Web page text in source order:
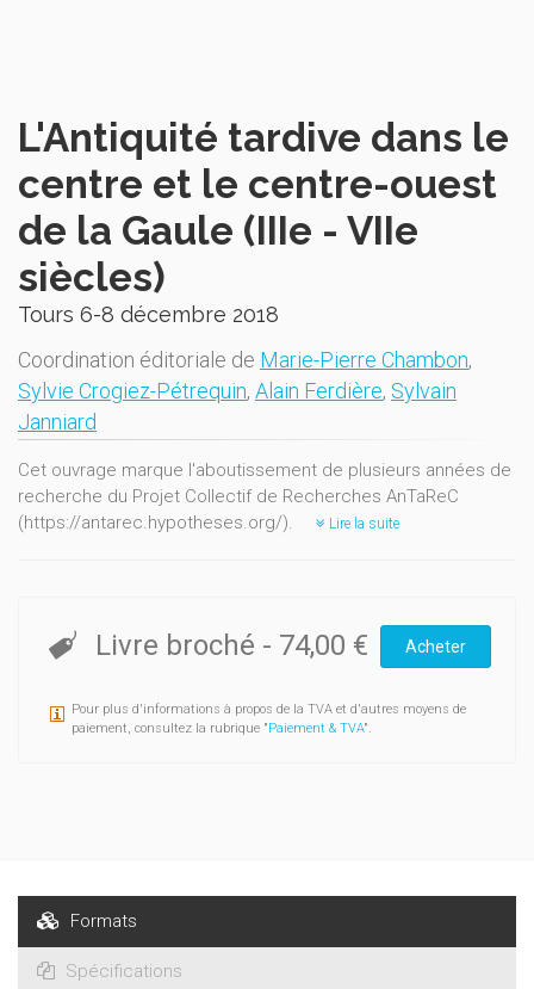
L'Antiquité tardive dans le
centre et le centre-ouest
de la Gaule (IIIe - VIIe
siècles)
Tours 6-8 décembre 2018
Coordination éditoriale de Marie-Pierre Chambon,
Sylvie Crogiez-Pétrequin, Alain Ferdière, Sylvain
Janniard
Cet ouvrage marque l'aboutissement de plusieurs années de
recherche du Projet Collectif de Recherches AnTaReC
(https://antarec.hypotheses.org/).
Lire la suite
Livre broché - 74,00 € Acheter
Pour plus d'informations à propos de la TVA et d'autres moyens de
paiement, consultez la rubrique "Paiement & TVA".
Formats
Spécifications